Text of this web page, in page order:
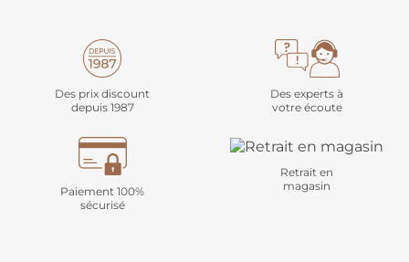
Des prix discount
depuis 1987
Des experts à
votre écoute
Paiement 100%
sécurisé
Retrait en
magasin